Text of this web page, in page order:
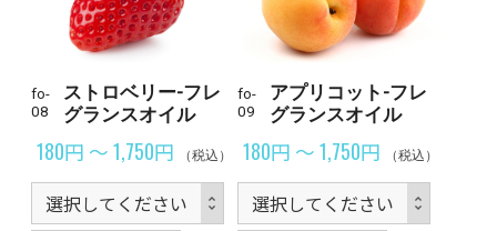
fo-
08
ストロベリー-フレ
グランスオイル
180円 ～ 1,750円 （税込）
fo-
09
アプリコット-フレ
グランスオイル
180円 ～ 1,750円 （税込）